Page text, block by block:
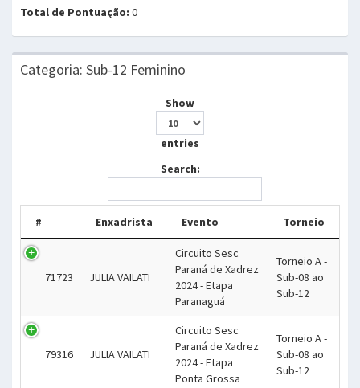
Total de Pontuação: 0
Categoria: Sub-12 Feminino
Show
entries
Search:
# Enxadrista Evento Torneio
71723 JULIA VAILATI
Circuito Sesc
Paraná de Xadrez
2024 - Etapa
Paranaguá
Torneio A -
Sub-08 ao
Sub-12
79316 JULIA VAILATI
Circuito Sesc
Paraná de Xadrez
2024 - Etapa
Ponta Grossa
Torneio A -
Sub-08 ao
Sub-12